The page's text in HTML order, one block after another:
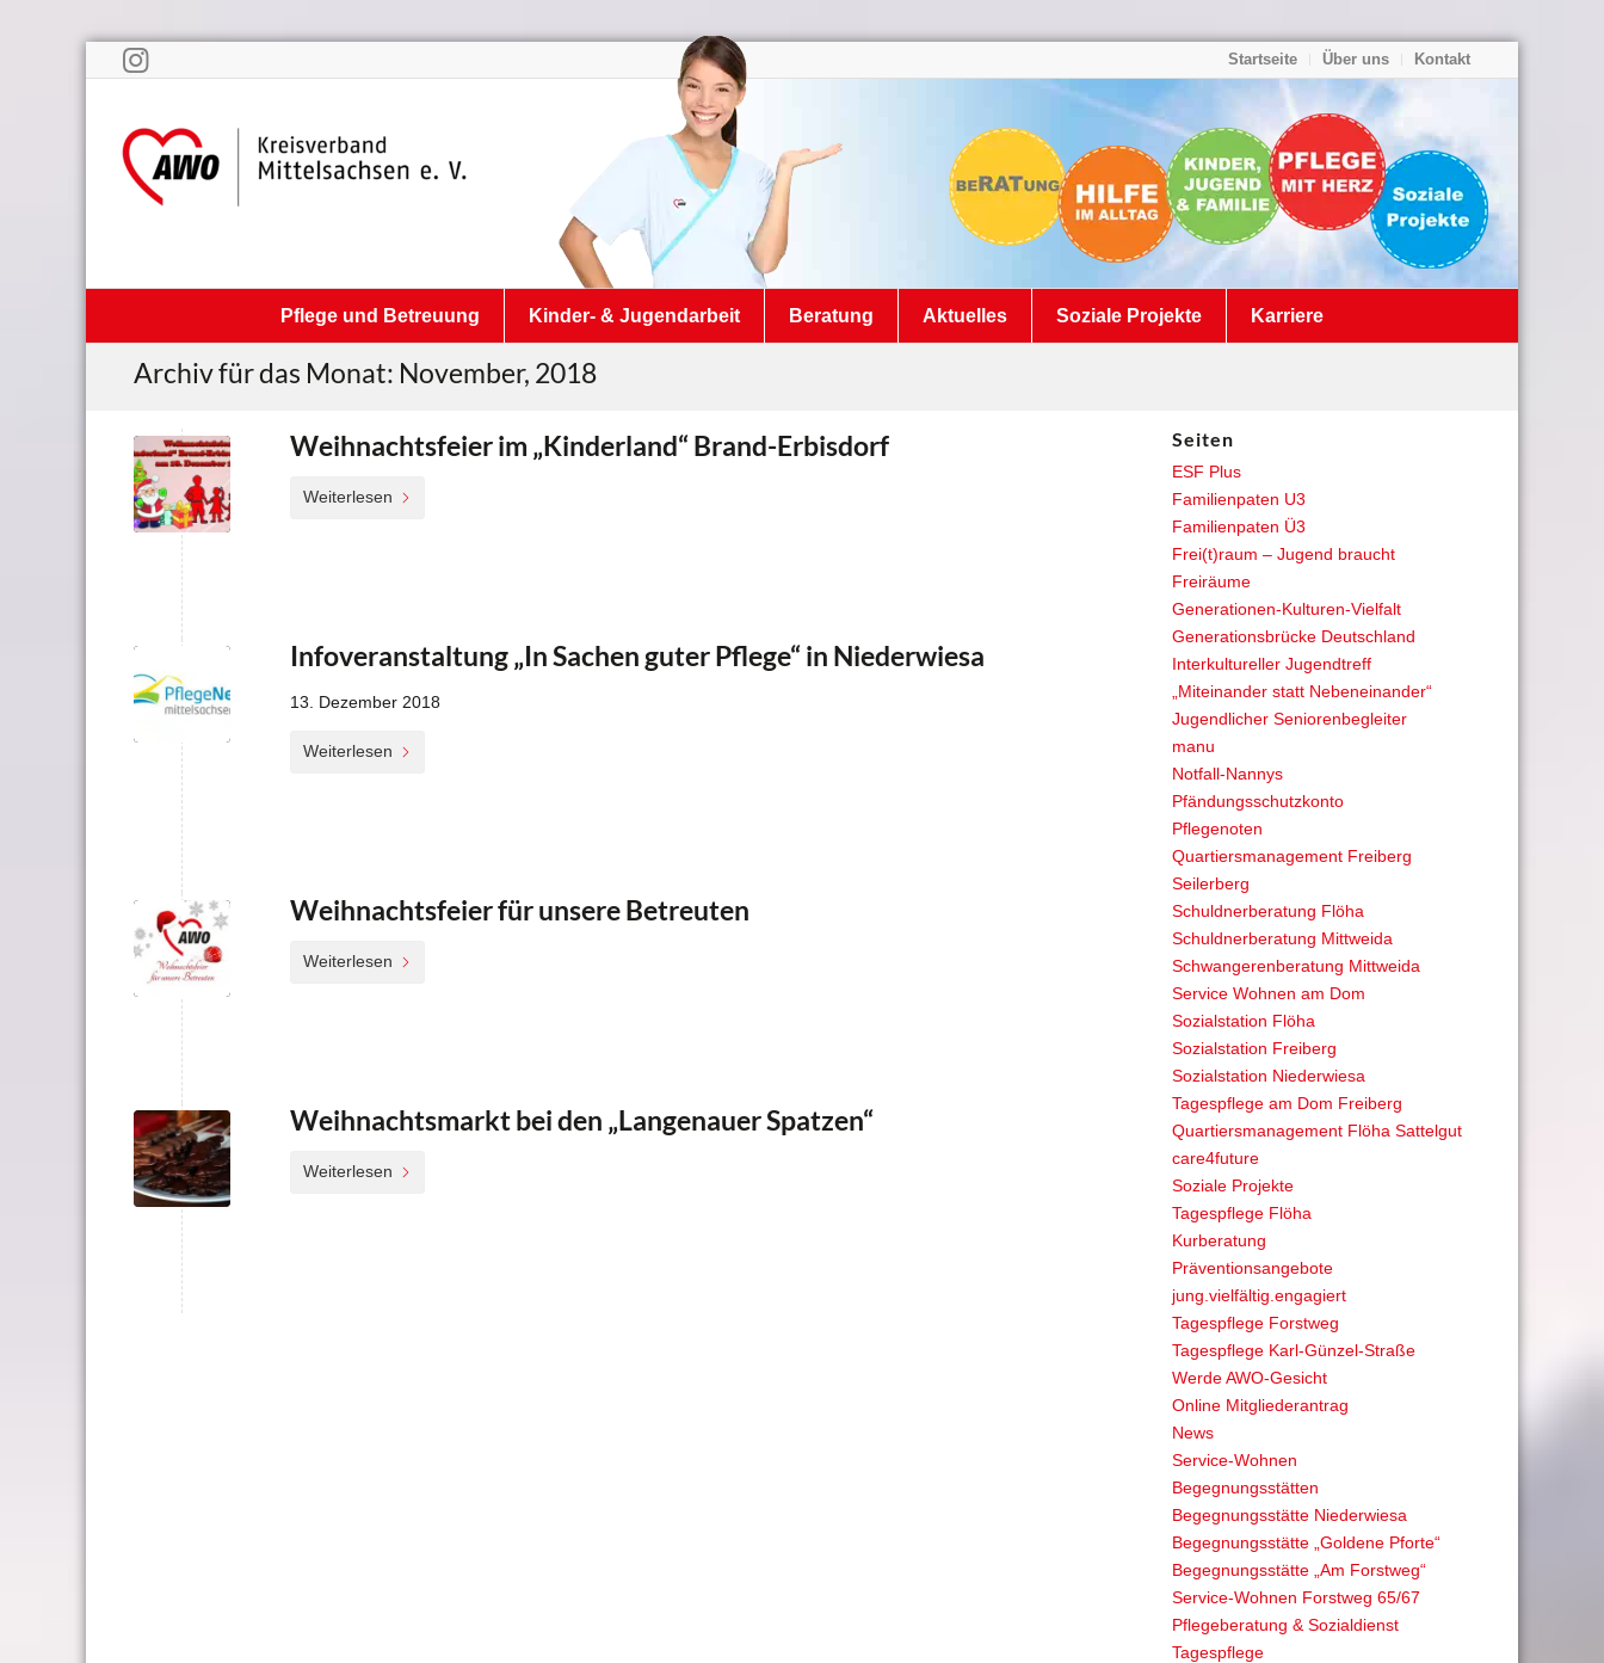
Startseite Über uns Kontakt
Pflege und Betreuung Kinder- & Jugendarbeit Beratung Aktuelles Soziale Projekte Karriere
Archiv für das Monat: November, 2018
Weihnachtsfeier im „Kinderland“ Brand-Erbisdorf
Weiterlesen
Infoveranstaltung „In Sachen guter Pflege“ in Niederwiesa
13. Dezember 2018
Weiterlesen
Weihnachtsfeier für unsere Betreuten
Weiterlesen
Weihnachtsmarkt bei den „Langenauer Spatzen“
Weiterlesen
Seiten
ESF Plus
Familienpaten U3
Familienpaten Ü3
Frei(t)raum – Jugend braucht
Freiräume
Generationen-Kulturen-Vielfalt
Generationsbrücke Deutschland
Interkultureller Jugendtreff
„Miteinander statt Nebeneinander“
Jugendlicher Seniorenbegleiter
manu
Notfall-Nannys
Pfändungsschutzkonto
Pflegenoten
Quartiersmanagement Freiberg
Seilerberg
Schuldnerberatung Flöha
Schuldnerberatung Mittweida
Schwangerenberatung Mittweida
Service Wohnen am Dom
Sozialstation Flöha
Sozialstation Freiberg
Sozialstation Niederwiesa
Tagespflege am Dom Freiberg
Quartiersmanagement Flöha Sattelgut
care4future
Soziale Projekte
Tagespflege Flöha
Kurberatung
Präventionsangebote
jung.vielfältig.engagiert
Tagespflege Forstweg
Tagespflege Karl-Günzel-Straße
Werde AWO-Gesicht
Online Mitgliederantrag
News
Service-Wohnen
Begegnungsstätten
Begegnungsstätte Niederwiesa
Begegnungsstätte „Goldene Pforte“
Begegnungsstätte „Am Forstweg“
Service-Wohnen Forstweg 65/67
Pflegeberatung & Sozialdienst
Tagespflege